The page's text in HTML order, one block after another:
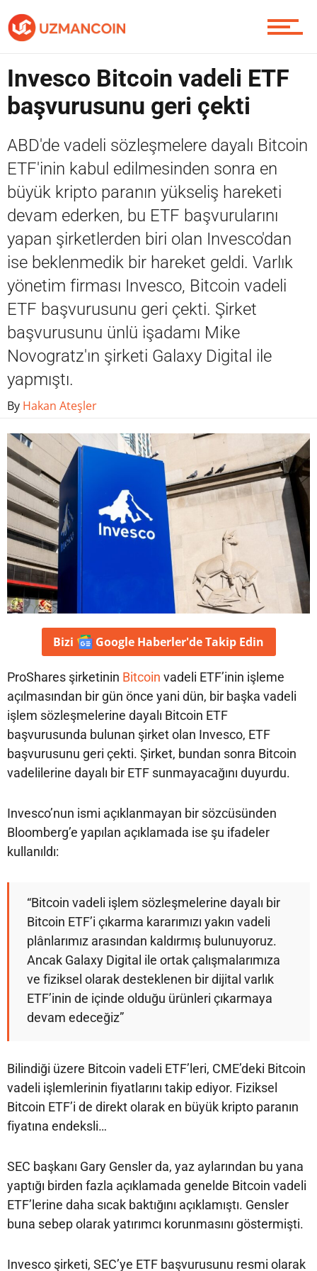
Contact / İletişim
Invesco Bitcoin vadeli ETF
başvurusunu geri çekti
ABD'de vadeli sözleşmelere dayalı Bitcoin
ETF'inin kabul edilmesinden sonra en
büyük kripto paranın yükseliş hareketi
devam ederken, bu ETF başvurularını
yapan şirketlerden biri olan Invesco'dan
ise beklenmedik bir hareket geldi. Varlık
yönetim firması Invesco, Bitcoin vadeli
ETF başvurusunu geri çekti. Şirket
başvurusunu ünlü işadamı Mike
Novogratz'ın şirketi Galaxy Digital ile
yapmıştı.
By Hakan Ateşler
Bizi Google Haberler'deTakip Edin
ProShares şirketinin Bitcoin vadeli ETF’inin işleme
açılmasından bir gün önce yani dün, bir başka vadeli
işlem sözleşmelerine dayalı Bitcoin ETF
başvurusunda bulunan şirket olan Invesco, ETF
başvurusunu geri çekti. Şirket, bundan sonra Bitcoin
vadelilerine dayalı bir ETF sunmayacağını duyurdu.
Invesco’nun ismi açıklanmayan bir sözcüsünden
Bloomberg’e yapılan açıklamada ise şu ifadeler
kullanıldı:
“Bitcoin vadeli işlem sözleşmelerine dayalı bir
Bitcoin ETF’i çıkarma kararımızı yakın vadeli
plânlarımız arasından kaldırmış bulunuyoruz.
Ancak Galaxy Digital ile ortak çalışmalarımıza
ve fiziksel olarak desteklenen bir dijital varlık
ETF’inin de içinde olduğu ürünleri çıkarmaya
devam edeceğiz”
Bilindiği üzere Bitcoin vadeli ETF’leri, CME’deki Bitcoin
vadeli işlemlerinin fiyatlarını takip ediyor. Fiziksel
Bitcoin ETF’i de direkt olarak en büyük kripto paranın
fiyatına endeksli…
SEC başkanı Gary Gensler da, yaz aylarından bu yana
yaptığı birden fazla açıklamada genelde Bitcoin vadeli
ETF’lerine daha sıcak baktığını açıklamıştı. Gensler
buna sebep olarak yatırımcı korunmasını göstermişti.
Invesco şirketi, SEC’ye ETF başvurusunu resmi olarak